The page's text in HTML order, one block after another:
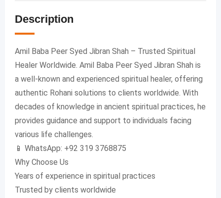
Description
Amil Baba Peer Syed Jibran Shah – Trusted Spiritual
Healer Worldwide. Amil Baba Peer Syed Jibran Shah is
a well-known and experienced spiritual healer, offering
authentic Rohani solutions to clients worldwide. With
decades of knowledge in ancient spiritual practices, he
provides guidance and support to individuals facing
various life challenges.
📱 WhatsApp: +92 319 3768875
Why Choose Us
Years of experience in spiritual practices
Trusted by clients worldwide